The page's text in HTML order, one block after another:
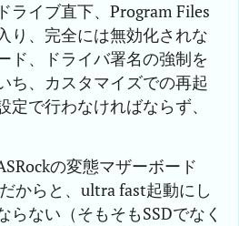
ライブ直下、Program Files
り、完全には無効化されな
ド、ドライバ署名の強制を
ち、カスタマイズでの再起
で行わなければならず、
の変態マザーボード
からと、ultra fast起動にし
らない（そもそもSSDでなく